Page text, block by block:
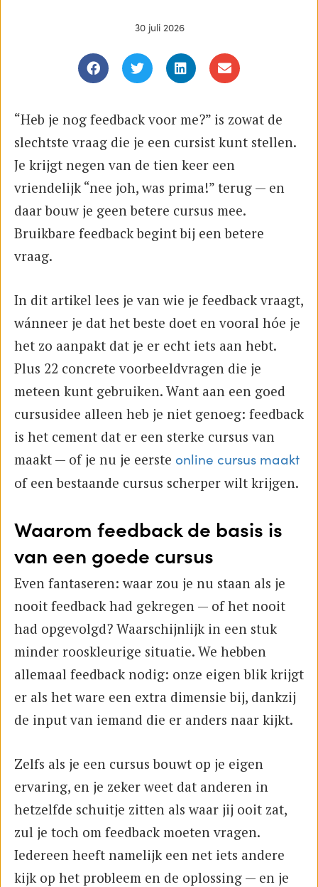
30 juli 2026
“Heb je nog feedback voor me?” is zowat de
slechtste vraag die je een cursist kunt stellen.
Je krijgt negen van de tien keer een
vriendelijk “nee joh, was prima!” terug — en
daar bouw je geen betere cursus mee.
Bruikbare feedback begint bij een betere
vraag.
In dit artikel lees je van wie je feedback vraagt,
wánneer je dat het beste doet en vooral hóe je
het zo aanpakt dat je er echt iets aan hebt.
Plus 22 concrete voorbeeldvragen die je
meteen kunt gebruiken. Want aan een goed
cursusidee alleen heb je niet genoeg: feedback
is het cement dat er een sterke cursus van
maakt — of je nu je eerste online cursus maakt
of een bestaande cursus scherper wilt krijgen.
Waarom feedback de basis is
van een goede cursus
Even fantaseren: waar zou je nu staan als je
nooit feedback had gekregen — of het nooit
had opgevolgd? Waarschijnlijk in een stuk
minder rooskleurige situatie. We hebben
allemaal feedback nodig: onze eigen blik krijgt
er als het ware een extra dimensie bij, dankzij
de input van iemand die er anders naar kijkt.
Zelfs als je een cursus bouwt op je eigen
ervaring, en je zeker weet dat anderen in
hetzelfde schuitje zitten als waar jij ooit zat,
zul je toch om feedback moeten vragen.
Iedereen heeft namelijk een net iets andere
kijk op het probleem en de oplossing — en je